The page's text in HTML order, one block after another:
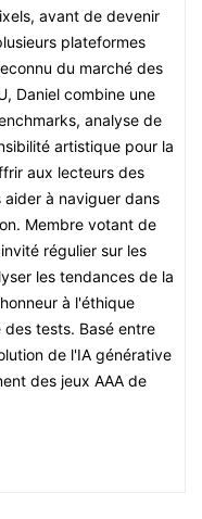
avant de devenir
plateformes
du marché des
Daniel combine une
analyse de
artistique pour la
aux lecteurs des
aider à naviguer dans
Membre votant de
régulier sur les
les tendances de la
à l'éthique
tests. Basé entre
de l'IA générative
des jeux AAA de